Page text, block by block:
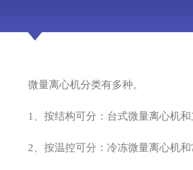
微量离心机分类有多种。
1 、按结构可分：台式微量离心机
2 、按温控可分：冷冻微量离心机和